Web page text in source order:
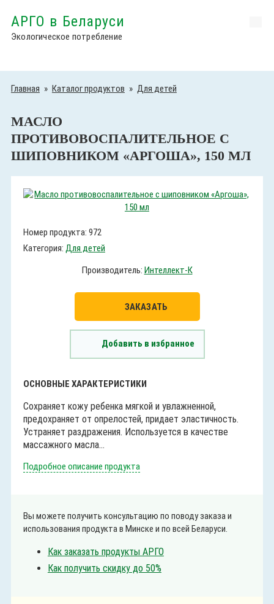
АРГО в Беларуси
Экологическое потребление
Главная » Каталог продуктов » Для детей
МАСЛО
ПРОТИВОВОСПАЛИТЕЛЬНОЕ С
ШИПОВНИКОМ «АРГОША», 150 МЛ
Номер продукта: 972
Категория: Для детей
Производитель: Интеллект-К
ЗАКАЗАТЬ
Добавить в избранное
ОСНОВНЫЕ ХАРАКТЕРИСТИКИ
Сохраняет кожу ребенка мягкой и увлажненной,
предохраняет от опрелостей, придает эластичность.
Устраняет раздражения. Используется в качестве
массажного масла...
Подробное описание продукта
Вы можете получить консультацию по поводу заказа и
использования продукта в Минске и по всей Беларуси.
Как заказать продукты АРГО
Как получить скидку до 50%